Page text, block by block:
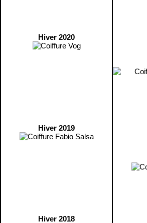
Hiver 2020
Hiver 2019
Hiver 2018